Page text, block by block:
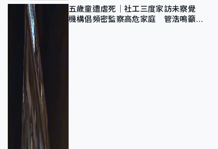
五歲童遭虐死｜社工三度家訪未察覺
機構倡頻密監察高危家庭 管浩鳴籲加